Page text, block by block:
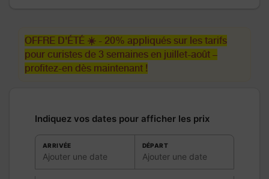
OFFRE D'ÉTÉ ☀️ - 20% appliqués sur les tarifs
pour curistes de 3 semaines en juillet-août –
profitez-en dès maintenant !
Indiquez vos dates pour afficher les prix
ARRIVÉE
Ajouter une date
DÉPART
Ajouter une date